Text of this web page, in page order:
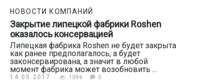
НОВОСТИ КОМПАНИЙ
14.05.2017 1096 0
Закрытие липецкой фабрики Roshen
оказалось консервацией
Липецкая фабрика Roshen не будет закрыта
как ранее предполагалось, а будет
законсервирована, а значит в любой
момент фабрика может возобновить ...